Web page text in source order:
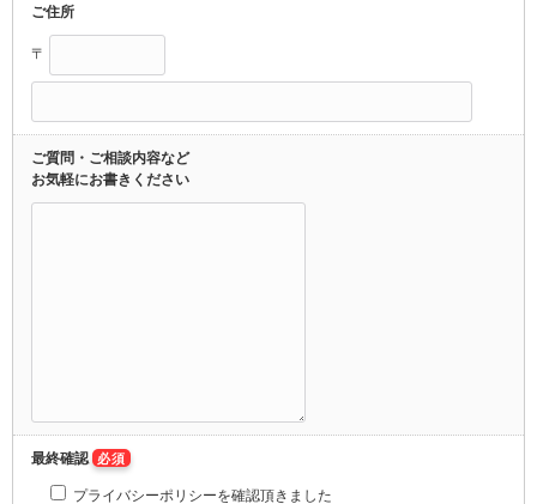
ご住所
〒
ご質問・ご相談内容など
お気軽にお書きください
最終確認 必須
プライバシーポリシーを確認頂きました